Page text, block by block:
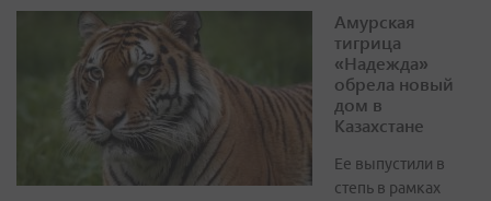
Амурская
тигрица
«Надежда»
обрела новый
дом в
Казахстане
Ее выпустили в
степь в рамках